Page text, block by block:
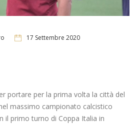
17 Settembre 2020
portare per la prima volta la città del
massimo campionato calcistico
il primo turno di Coppa Italia in